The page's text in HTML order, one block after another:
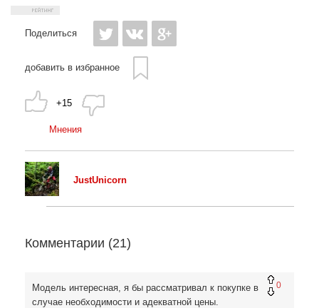
Поделиться
добавить в избранное
+15
Мнения
JustUnicorn
Комментарии (21)
0
Модель интересная, я бы рассматривал к покупке в
случае необходимости и адекватной цены.